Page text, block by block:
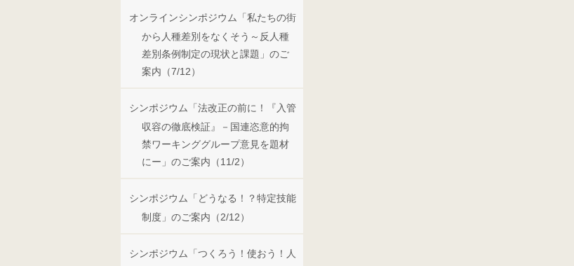
オンラインシンポジウム「私たちの街
から人種差別をなくそう～反人種
差別条例制定の現状と課題」のご
案内（7/12）
シンポジウム「法改正の前に！『入管
収容の徹底検証』－国連恣意的拘
禁ワーキンググループ意見を題材
にー」のご案内（11/2）
シンポジウム「どうなる！？特定技能
制度」のご案内（2/12）
シンポジウム「つくろう！使おう！人